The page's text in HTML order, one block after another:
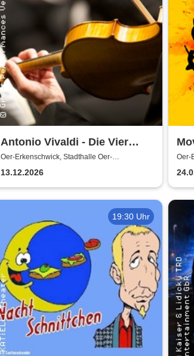
Antonio Vivaldi - Die Vier
Jahreszeiten
Oer-Erkenschwick, Stadthalle Oer-
Erkenschwick
13.12.2026
Oer-
19:30 Uhr